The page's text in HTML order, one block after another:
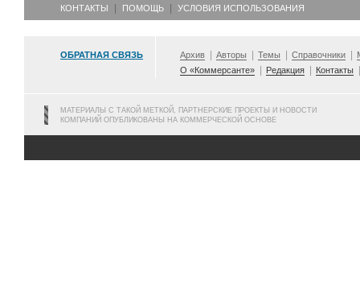
КОНТАКТЫ ПОМОЩЬ УСЛОВИЯ ИСПОЛЬЗОВАНИЯ
ОБРАТНАЯ СВЯЗЬ Архив Авторы Темы Справочники
О «Коммерсанте»
Редакция Контакты
МАТЕРИАЛЫ С ТАКОЙ МЕТКОЙ, ПАРТНЕРСКИЕ ПРОЕКТЫ И НОВОСТИ
КОМПАНИЙ ОПУБЛИКОВАНЫ НА КОММЕРЧЕСКОЙ ОСНОВЕ